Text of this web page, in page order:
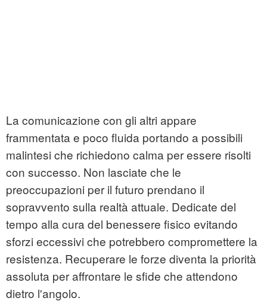
La comunicazione con gli altri appare
frammentata e poco fluida portando a possibili
malintesi che richiedono calma per essere risolti
con successo. Non lasciate che le
preoccupazioni per il futuro prendano il
sopravvento sulla realtà attuale. Dedicate del
tempo alla cura del benessere fisico evitando
sforzi eccessivi che potrebbero compromettere la
resistenza. Recuperare le forze diventa la priorità
assoluta per affrontare le sfide che attendono
dietro l'angolo.